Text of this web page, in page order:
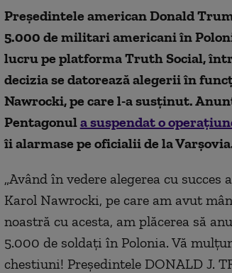
Președintele american Donald
5.000 de militari americani în
lucru pe platforma Truth Social,
decizia se datorează alegerii în
Nawrocki, pe care l-a susținut.
Pentagonula suspendat o
îi alarmase pe oficialii de la
„Având în vedere alegerea cu
Karol Nawrocki, pe care am avut
noastră cu acesta, am plăcerea să
5.000 de soldați în Polonia. Vă
chestiuni! Președintele DONALD J.